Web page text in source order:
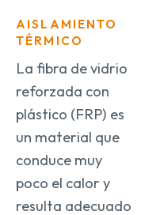
AISLAMIENTO
TÉRMICO
La fibra de vidrio
reforzada con
plástico (FRP) es
un material que
conduce muy
poco el calor y
resulta adecuado